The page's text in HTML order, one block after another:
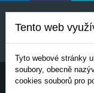
Uvedené ceny
závislosti
dodavatelů.
Potřebujete
Tento web
Tyto webové stránky
soubory, obecně
cookies souborů pro